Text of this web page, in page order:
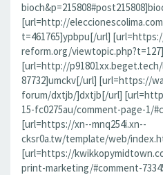
[url=http://
t=461765]ypbpu[/url]
reform.org/
[url=http://
87732]umckv[/url] [url=https://
forum/dxtjb/]dxtjb[/url]
15-fc0275au/comment-page-1/
[url=https://xn--mnq254i.xn--
cksr0a.tw/template/web/
[url=https://
print-marketing/#comment-